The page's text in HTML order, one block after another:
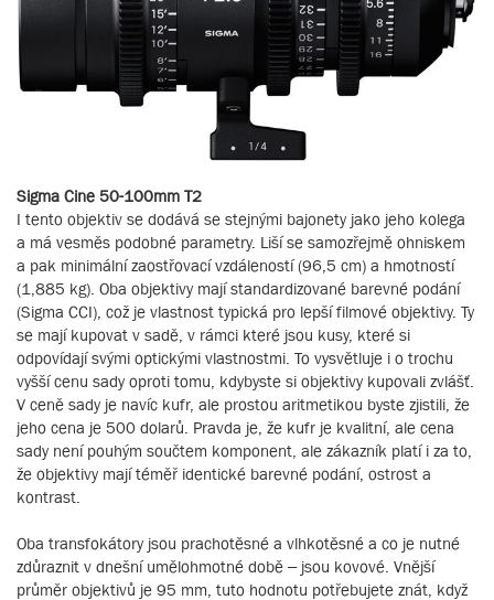
Sigma Cine 50-100mm T2
I tento objektiv se dodává se stejnými bajonety jako jeho kolega
a má vesměs podobné parametry. Liší se samozřejmě ohniskem
a pak minimální zaostřovací vzdáleností (96,5 cm) a hmotností
(1,885 kg). Oba objektivy mají standardizované barevné podání
(Sigma CCI), což je vlastnost typická pro lepší filmové objektivy. Ty
se mají kupovat v sadě, v rámci které jsou kusy, které si
odpovídají svými optickými vlastnostmi. To vysvětluje i o trochu
vyšší cenu sady oproti tomu, kdybyste si objektivy kupovali zvlášť.
V ceně sady je navíc kufr, ale prostou aritmetikou byste zjistili, že
jeho cena je 500 dolarů. Pravda je, že kufr je kvalitní, ale cena
sady není pouhým součtem komponent, ale zákazník platí i za to,
že objektivy mají téměř identické barevné podání, ostrost a
kontrast.
Oba transfokátory jsou prachotěsné a vlhkotěsné a co je nutné
zdůraznit v dnešní umělohmotné době – jsou kovové. Vnější
průměr objektivů je 95 mm, tuto hodnotu potřebujete znát, když